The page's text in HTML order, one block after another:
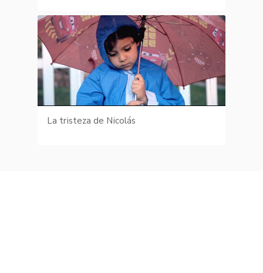
La tristeza de Nicolás